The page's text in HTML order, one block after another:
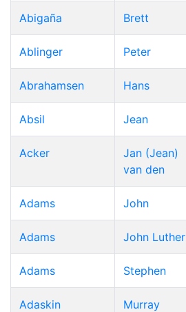
Abigaña Brett
Ablinger Peter
Abrahamsen Hans
Absil Jean
Acker
Jan (Jean)
van den
Adams John
Adams John Luther
Adams Stephen
Adaskin Murray